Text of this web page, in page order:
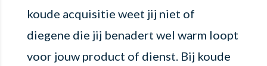
koude acquisitie weet jij niet of
diegene die jij benadert wel warm loopt
voor jouw product of dienst. Bij koude